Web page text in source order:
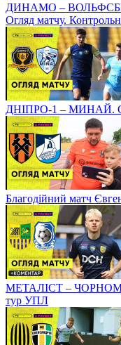
ДИНАМО –
Огляд матчу.
ДНІПРО-1 – МИНАЙ.
Благодійний матч
МЕТАЛІСТ –
тур УПЛ